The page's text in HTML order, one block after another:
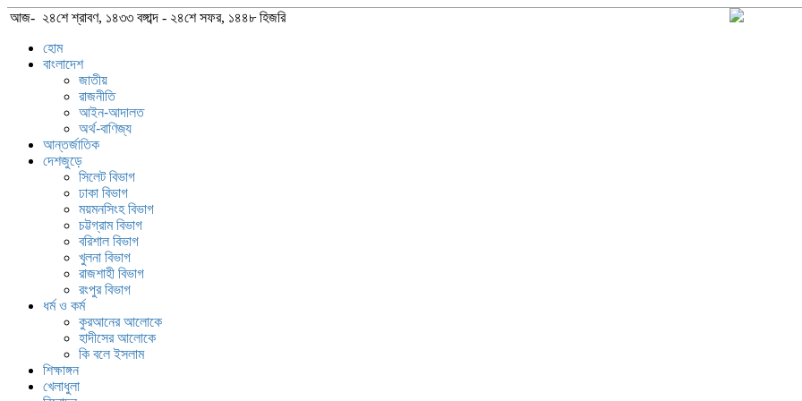
আজ- ২৪শে শ্রাবণ, ১৪৩৩ বঙ্গাব্দ - ২৪শে সফর, ১৪৪৮ হিজরি
হোম
বাংলাদেশ
জাতীয়
রাজনীতি
আইন-আদালত
অর্থ-বাণিজ্য
আন্তর্জাতিক
দেশজুড়ে
সিলেট বিভাগ
ঢাকা বিভাগ
ময়মনসিংহ বিভাগ
চট্টগ্রাম বিভাগ
বরিশাল বিভাগ
খুলনা বিভাগ
রাজশাহী বিভাগ
রংপুর বিভাগ
ধর্ম ও কর্ম
কুরআনের আলোকে
হাদীসের আলোকে
কি বলে ইসলাম
শিক্ষাঙ্গন
খেলাধুলা